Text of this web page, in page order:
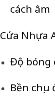
cách âm
Cửa Nhựa
Độ bóng
Bền chịu